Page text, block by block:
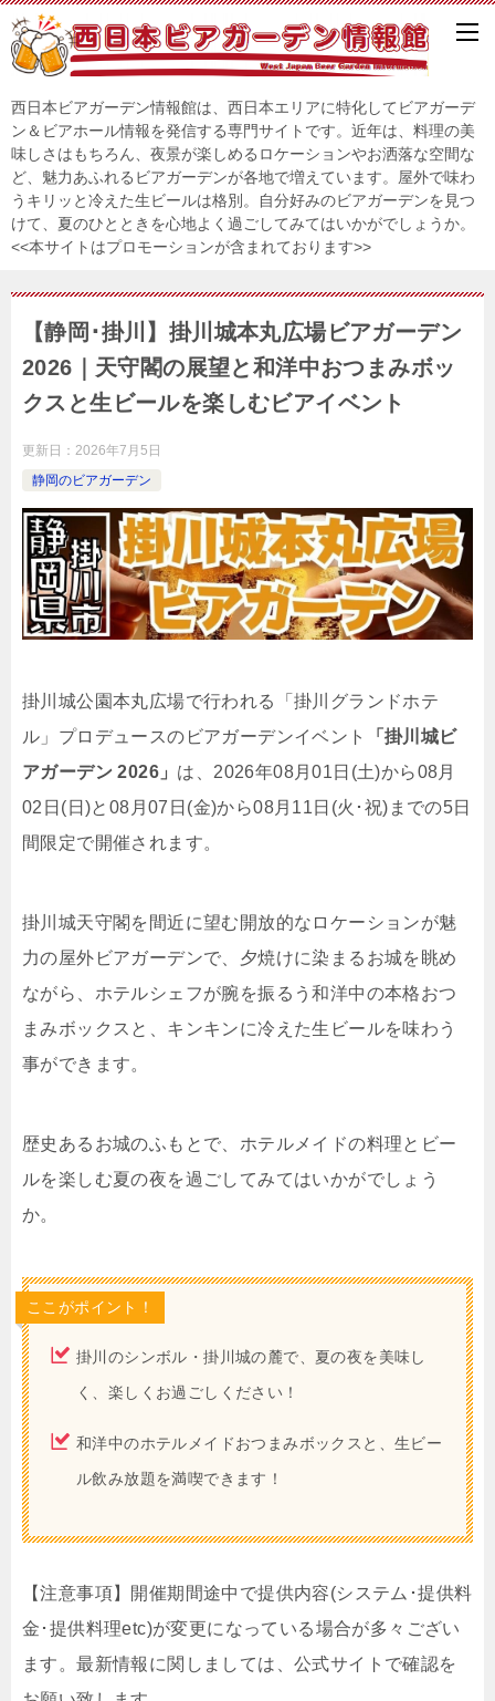
西日本ビアガーデン情報館は、西日本エリアに特化してビアガーデ
ン＆ビアホール情報を発信する専門サイトです。近年は、料理の美
味しさはもちろん、夜景が楽しめるロケーションやお洒落な空間な
ど、魅力あふれるビアガーデンが各地で増えています。屋外で味わ
うキリッと冷えた生ビールは格別。自分好みのビアガーデンを見つ
けて、夏のひとときを心地よく過ごしてみてはいかがでしょうか。
<<本サイトはプロモーションが含まれております>>
【静岡･掛川】掛川城本丸広場ビアガーデン
2026｜天守閣の展望と和洋中おつまみボッ
クスと生ビールを楽しむビアイベント
更新日： 2026年7月5日
静岡のビアガーデン
掛川城公園本丸広場で行われる「掛川グランドホテ
ル」プロデュースのビアガーデンイベント
「掛川城ビ
アガーデン 2026」 は、2026年08月01日(土)から08月
02日(日)と08月07日(金)から08月11日(火･祝)までの5日
間限定で開催されます。
掛川城天守閣を間近に望む開放的なロケーションが魅
力の屋外ビアガーデンで、夕焼けに染まるお城を眺め
ながら、ホテルシェフが腕を振るう和洋中の本格おつ
まみボックスと、キンキンに冷えた生ビールを味わう
事ができます。
歴史あるお城のふもとで、ホテルメイドの料理とビー
ルを楽しむ夏の夜を過ごしてみてはいかがでしょう
か。
ここがポイント！
掛川のシンボル・掛川城の麓で、夏の夜を美味し
く、楽しくお過ごしください！
和洋中のホテルメイドおつまみボックスと、生ビー
ル飲み放題を満喫できます！
【注意事項】開催期間途中で提供内容(システム･提供料
金･提供料理etc)が変更になっている場合が多々ござい
ます。最新情報に関しましては、公式サイトで確認を